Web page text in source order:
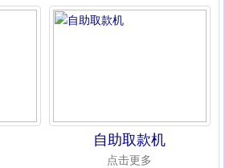
自助取款机
点击更多